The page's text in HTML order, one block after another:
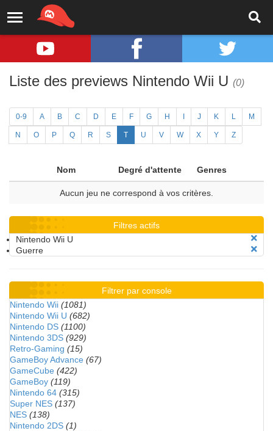
Liste des previews Nintendo Wii U (0)
0-9 A B C D E F G H J K L M
N O P Q R S T U V W X Y Z
Nom Degré d'attente Genres
Aucun jeu ne correspond à vos critères.
Filtres actifs
Nintendo Wii U
Guerre
Filtrer par console
Nintendo Wii (1081)
Nintendo Wii U (682)
Nintendo DS (1100)
Nintendo 3DS (929)
Retro-Gaming (15)
GameBoy Advance (67)
GameCube (422)
GameBoy (119)
Nintendo 64 (315)
Super NES (137)
NES (138)
Nintendo 2DS (1)